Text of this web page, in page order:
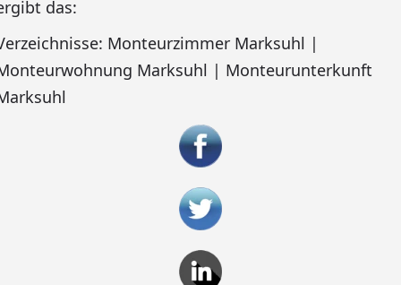
das:
Monteurzimmer Marksuhl |
Marksuhl | Monteurunterkunft